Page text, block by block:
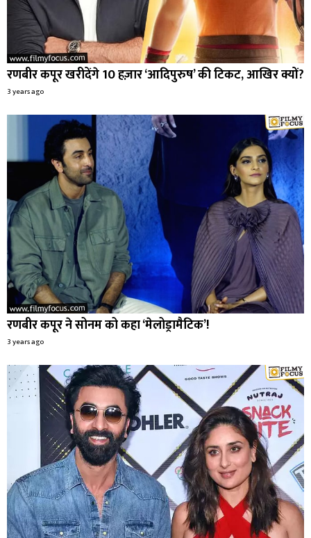
रणबीर कपूर खरीदेंगे 10 हज़ार ‘आदिपुरुष’ की टिकट, आखिर क्यों?
3 years ago
रणबीर कपूर ने सोनम को कहा ‘मेलोड्रामैटिक’!
3 years ago